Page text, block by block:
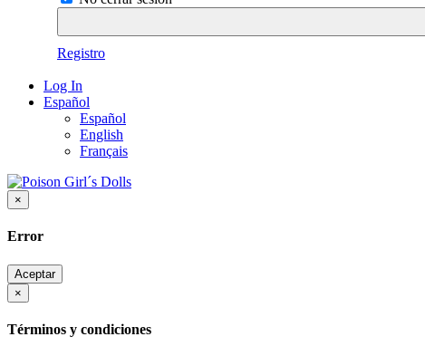
Registro
Log In
Español
Español
English
Français
×
Error
Aceptar
×
Términos y condiciones